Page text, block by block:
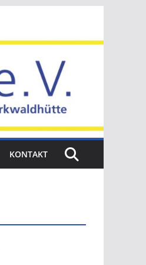
KONTAKT